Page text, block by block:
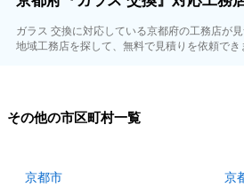
ガラス 交換に対応している京都府の工務店が
地域工務店を探して、無料で見積りを依頼でき
その他の市区町村一覧
京都市 京